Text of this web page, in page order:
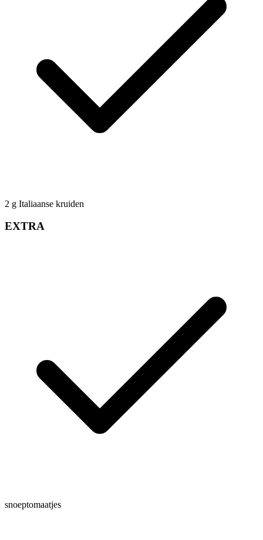
2 g Italiaanse kruiden
EXTRA
snoeptomaatjes